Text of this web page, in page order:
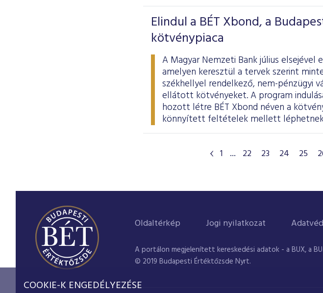
Elindul a BÉT Xbond, a
kötvénypiaca
A Magyar Nemzeti Bank július
amelyen keresztül a tervek szerint
székhellyel rendelkező, nem-
ellátott kötvényeket. A program
hozott létre BÉT Xbond néven a
könnyített feltételek mellett léphetnek
1 ... 22 23 24 25
Oldaltérkép Jogi nyilatkozat
A portálon megjelenített kereskedési adatok - a BUX, a
© 2019 Budapesti Értéktőzsde Nyrt.
COOKIE-K ENGEDÉLYEZÉSE